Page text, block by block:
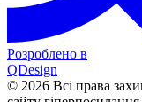
Розроблено в
QDesign
© 2026 Всі права